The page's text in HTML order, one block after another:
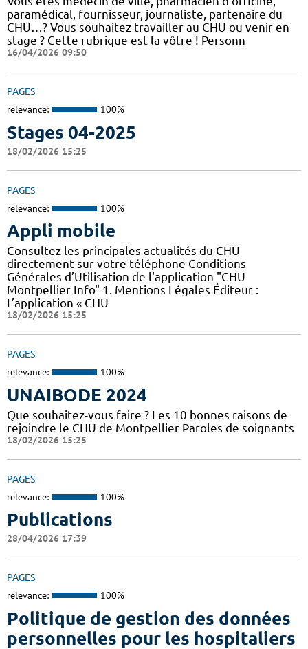
paramédical, fournisseur, journaliste, partenaire du
CHU…? Vous souhaitez travailler au CHU ou venir en
stage ? Cette rubrique est la vôtre ! Personn
16/04/2026 09:50
PAGES
relevance: 100%
Stages 04-2025
18/02/2026 15:25
PAGES
relevance: 100%
Appli mobile
Consultez les principales actualités du CHU
directement sur votre téléphone Conditions
Générales d’Utilisation de l'application "CHU
Montpellier Info" 1. Mentions Légales Éditeur :
L’application « CHU
18/02/2026 15:25
PAGES
relevance: 100%
UNAIBODE 2024
Que souhaitez-vous faire ? Les 10 bonnes raisons de
rejoindre le CHU de Montpellier Paroles de soignants
18/02/2026 15:25
PAGES
relevance: 100%
Publications
28/04/2026 17:39
PAGES
relevance: 100%
Politique de gestion des données
personnelles pour les hospitaliers